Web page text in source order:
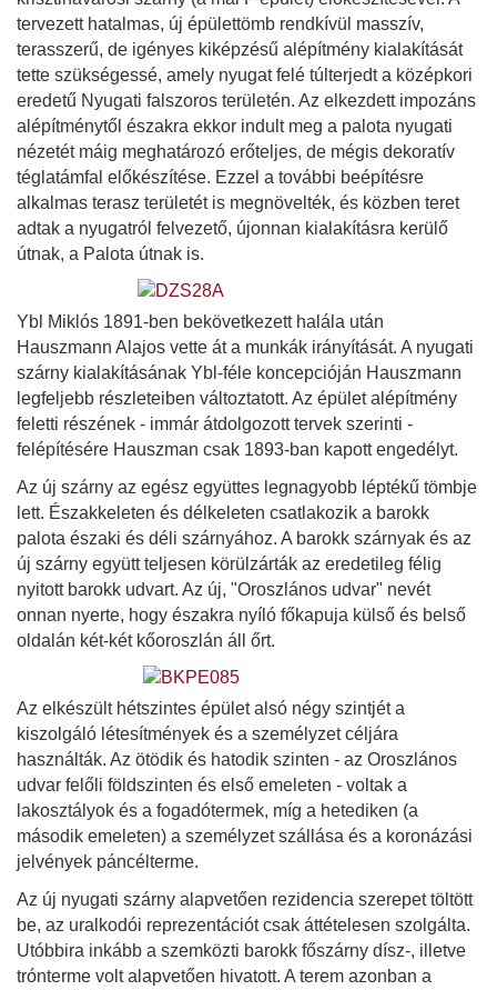
tervezett hatalmas, új épülettömb rendkívül masszív,
terasszerű, de igényes kiképzésű alépítmény kialakítását
tette szükségessé, amely nyugat felé túlterjedt a középkori
eredetű Nyugati falszoros területén. Az elkezdett impozáns
alépítménytől északra ekkor indult meg a palota nyugati
nézetét máig meghatározó erőteljes, de mégis dekoratív
téglatámfal előkészítése. Ezzel a további beépítésre
alkalmas terasz területét is megnövelték, és közben teret
adtak a nyugatról felvezető, újonnan kialakításra kerülő
útnak, a Palota útnak is.
Ybl Miklós 1891-ben bekövetkezett halála után
Hauszmann Alajos vette át a munkák irányítását. A nyugati
szárny kialakításának Ybl-féle koncepcióján Hauszmann
legfeljebb részleteiben változtatott. Az épület alépítmény
feletti részének - immár átdolgozott tervek szerinti -
felépítésére Hauszman csak 1893-ban kapott engedélyt.
Az új szárny az egész együttes legnagyobb léptékű tömbje
lett. Északkeleten és délkeleten csatlakozik a barokk
palota északi és déli szárnyához. A barokk szárnyak és az
új szárny együtt teljesen körülzárták az eredetileg félig
nyitott barokk udvart. Az új, "Oroszlános udvar" nevét
onnan nyerte, hogy északra nyíló főkapuja külső és belső
oldalán két-két kőoroszlán áll őrt.
Az elkészült hétszintes épület alsó négy szintjét a
kiszolgáló létesítmények és a személyzet céljára
használták. Az ötödik és hatodik szinten - az Oroszlános
udvar felőli földszinten és első emeleten - voltak a
lakosztályok és a fogadótermek, míg a hetediken (a
második emeleten) a személyzet szállása és a koronázási
jelvények páncélterme.
Az új nyugati szárny alapvetően rezidencia szerepet töltött
be, az uralkodói reprezentációt csak áttételesen szolgálta.
Utóbbira inkább a szemközti barokk főszárny dísz-, illetve
trónterme volt alapvetően hivatott. A terem azonban a